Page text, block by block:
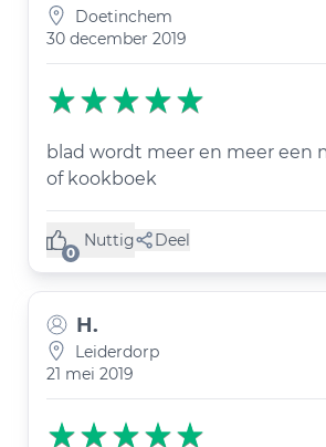
Doetinchem
30 december 2019
blad wordt meer en meer een
of kookboek
0
Nuttig
(0 like) Deel
H.
Leiderdorp
21 mei 2019